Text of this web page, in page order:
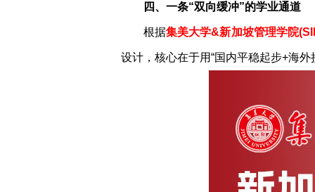
四、一条“双向缓冲”的学业通道
根据集美大学&新加坡管理学院
设计，核心在于用“国内平稳起步+海